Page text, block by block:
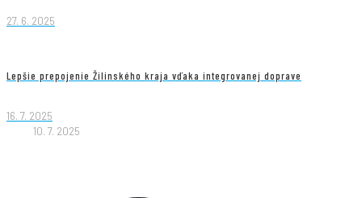
27. 6. 2025
Lepšie prepojenie Žilinského kraja vďaka integrovanej doprave
16. 7. 2025
10. 7. 2025